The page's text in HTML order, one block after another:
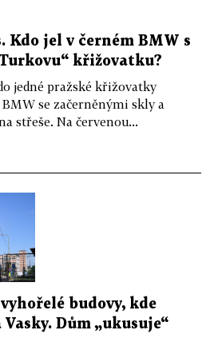
Kdo jel v černém BMW s
křižovatku?
jedné pražské křižovatky
se začerněnými skly a
střeše. Na červenou...
budovy, kde
Dům „ukusuje“